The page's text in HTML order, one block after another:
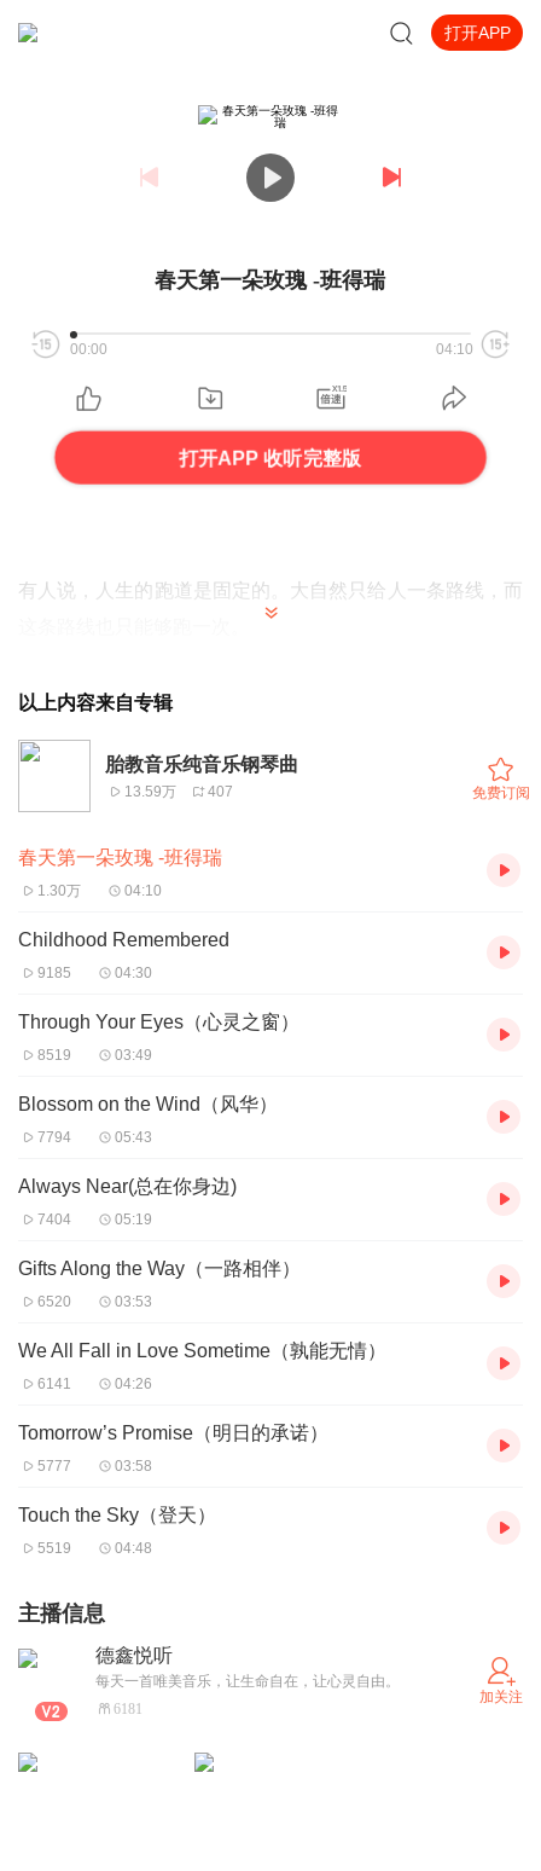
打开APP
春天第一朵玫瑰 -班得瑞
00:00 04:10
打开APP 收听完整版
有人说，人生的跑道是固定的。大自然只给人一条路线，而
人生的各个阶段，都各自分配了适当特质：
童年的软弱，青春期的鲁莽，中年的严肃，老人的阅历，都
各结出自然的果实，须在它当令的时候予以储存，每个阶段
生命匆匆，若要享受生命，现在正是时候。
正向保罗所说：“人生就像一本书，傻瓜们走马观花似
望便翩然而至。
每个人都按照着自己的节奏生活，尘世中没有哪一方净
土能让人随心所欲，只有努力坚强自己的信念，守好做人的
本分，就是生命的支撑，就是生命的坚强！
是未知，不管今天的你是一帆风顺，还是举步维艰；明天，
已在路上，正向我们匆匆走来！
生命的驿站，没有永远，岁月路口，总是走的很仓促。
以上内容来自专辑
胎教音乐纯音乐钢琴曲
13.59万 407 免费订阅
春天第一朵玫瑰 -班得瑞
1.30万 04:10
Childhood Remembered
9185 04:30
Through Your Eyes（心灵之窗）
8519 03:49
Blossom on the Wind（风华）
7794 05:43
Always Near(总在你身边)
7404 05:19
Gifts Along the Way（一路相伴）
6520 03:53
We All Fall in Love Sometime（孰能无情）
6141 04:26
Tomorrow’s Promise（明日的承诺）
5777 03:58
Touch the Sky（登天）
5519 04:48
主播信息
德鑫悦听
每天一首唯美音乐，让生命自在，让心灵自由。
6181
加关注